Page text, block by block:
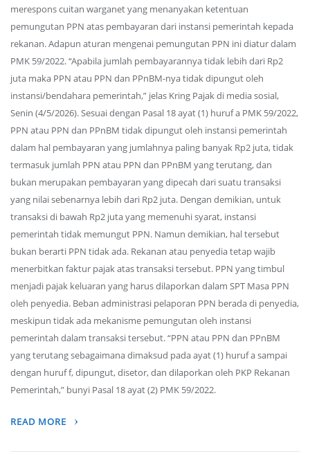
merespons cuitan warganet yang menanyakan ketentuan
pemungutan PPN atas pembayaran dari instansi pemerintah kepada
rekanan. Adapun aturan mengenai pemungutan PPN ini diatur dalam
PMK 59/2022. “Apabila jumlah pembayarannya tidak lebih dari Rp2
juta maka PPN atau PPN dan PPnBM-nya tidak dipungut oleh
instansi/bendahara pemerintah,” jelas Kring Pajak di media sosial,
Senin (4/5/2026). Sesuai dengan Pasal 18 ayat (1) huruf a PMK 59/2022,
PPN atau PPN dan PPnBM tidak dipungut oleh instansi pemerintah
dalam hal pembayaran yang jumlahnya paling banyak Rp2 juta, tidak
termasuk jumlah PPN atau PPN dan PPnBM yang terutang, dan
bukan merupakan pembayaran yang dipecah dari suatu transaksi
yang nilai sebenarnya lebih dari Rp2 juta. Dengan demikian, untuk
transaksi di bawah Rp2 juta yang memenuhi syarat, instansi
pemerintah tidak memungut PPN. Namun demikian, hal tersebut
bukan berarti PPN tidak ada. Rekanan atau penyedia tetap wajib
menerbitkan faktur pajak atas transaksi tersebut. PPN yang timbul
menjadi pajak keluaran yang harus dilaporkan dalam SPT Masa PPN
oleh penyedia. Beban administrasi pelaporan PPN berada di penyedia,
meskipun tidak ada mekanisme pemungutan oleh instansi
pemerintah dalam transaksi tersebut. “PPN atau PPN dan PPnBM
yang terutang sebagaimana dimaksud pada ayat (1) huruf a sampai
dengan huruf f, dipungut, disetor, dan dilaporkan oleh PKP Rekanan
Pemerintah,” bunyi Pasal 18 ayat (2) PMK 59/2022.
READ MORE